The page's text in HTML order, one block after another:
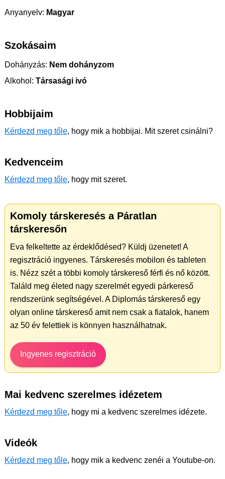
Anyanyelv: Magyar
Szokásaim
Dohányzás: Nem dohányzom
Alkohol: Társasági ivó
Hobbijaim
Kérdezd meg tőle, hogy mik a hobbijai. Mit szeret csinálni?
Kedvenceim
Kérdezd meg tőle, hogy mit szeret.
Komoly társkeresés a Páratlan
társkeresőn
Eva felkeltette az érdeklődésed? Küldj üzenetet! A
regisztráció ingyenes. Társkeresés mobilon és tableten
is. Nézz szét a többi komoly társkereső férfi és nő között.
Találd meg életed nagy szerelmét egyedi párkereső
rendszerünk segítségével. A Diplomás társkereső egy
olyan online társkereső amit nem csak a fiatalok, hanem
az 50 év felettiek is könnyen használhatnak.
Ingyenes regisztráció
Mai kedvenc szerelmes idézetem
Kérdezd meg tőle, hogy mi a kedvenc szerelmes idézete.
Videók
Kérdezd meg tőle, hogy mik a kedvenc zenéi a Youtube-on.